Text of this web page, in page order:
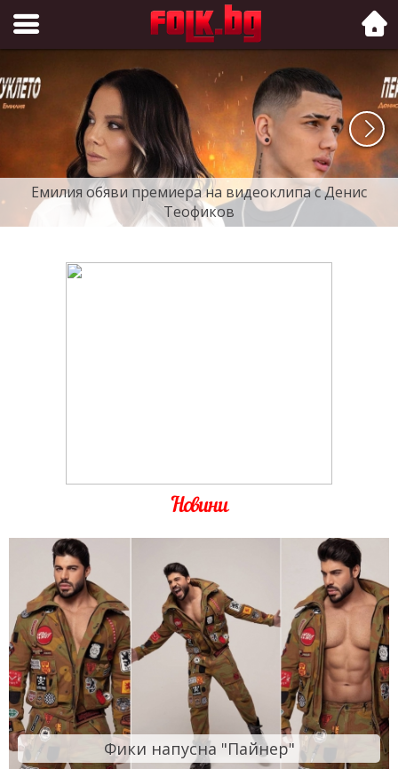
Folk.bg
Емилия обяви премиера на видеоклипа с Денис
Теофиков
Новини
Фики напусна "Пайнер"